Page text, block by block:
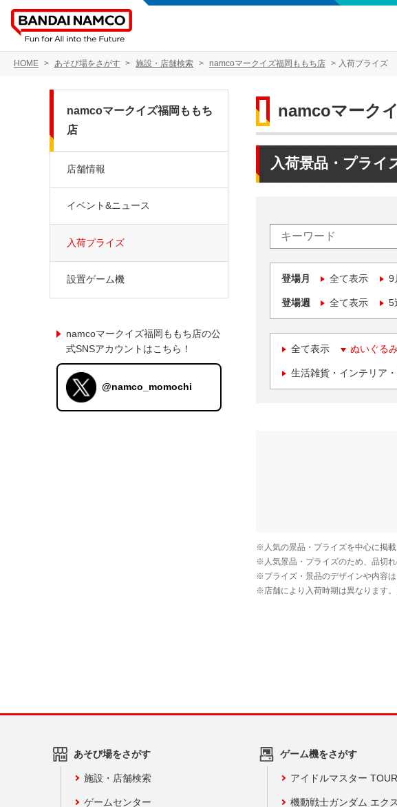
HOME あそび場をさがす 施設・店舗検索 namcoマークイズ福岡ももち店 入荷プライズ
namcoマーク
入荷景品・プライ
登場月 全て表示 9
登場週 全て表示 5
全て表示 ぬいぐる
生活雑貨・インテリア
namcoマークイズ福岡ももち
店
店舗情報
イベント&ニュース
入荷プライズ
設置ゲーム機
namcoマークイズ福岡ももち店の公
式SNSアカウントはこちら！
@namco_momochi
あそび場をさがす
施設・店舗検索
ゲームセンター
ゲーム機をさがす
アイドルマスター
機動戦士ガンダム エク